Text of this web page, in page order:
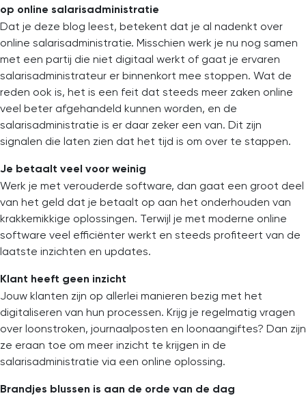
op online salarisadministratie
Dat je deze blog leest, betekent dat je al nadenkt over
online salarisadministratie. Misschien werk je nu nog samen
met een partij die niet digitaal werkt of gaat je ervaren
salarisadministrateur er binnenkort mee stoppen. Wat de
reden ook is, het is een feit dat steeds meer zaken online
veel beter afgehandeld kunnen worden, en de
salarisadministratie is er daar zeker een van. Dit zijn
signalen die laten zien dat het tijd is om over te stappen.
Je betaalt veel voor weinig
Werk je met verouderde software, dan gaat een groot deel
van het geld dat je betaalt op aan het onderhouden van
krakkemikkige oplossingen. Terwijl je met moderne online
software veel efficiënter werkt en steeds profiteert van de
laatste inzichten en updates.
Klant heeft geen inzicht
Jouw klanten zijn op allerlei manieren bezig met het
digitaliseren van hun processen. Krijg je regelmatig vragen
over loonstroken, journaalposten en loonaangiftes? Dan zijn
ze eraan toe om meer inzicht te krijgen in de
salarisadministratie via een online oplossing.
Brandjes blussen is aan de orde van de dag